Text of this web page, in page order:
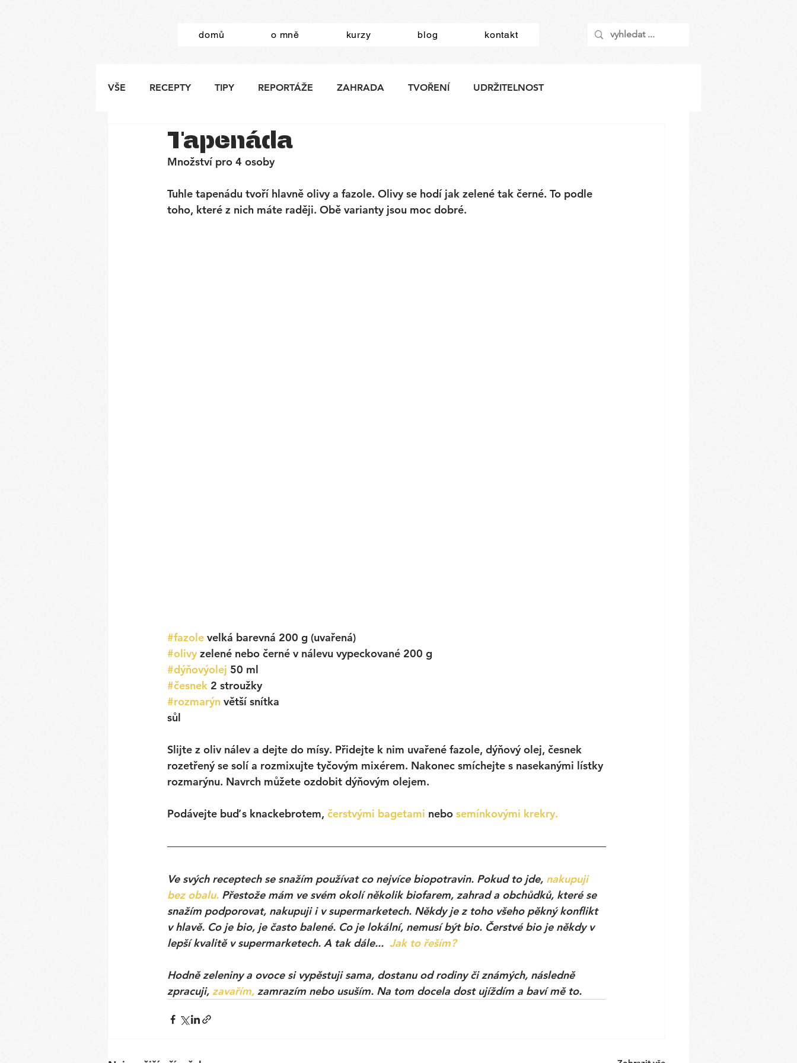
domů o mně kurzy blog kontakt
VŠE RECEPTY TIPY REPORTÁŽE ZAHRADA TVOŘENÍ UDRŽITELNOST
Tapenáda
Množství pro 4 osoby
Tuhle tapenádu tvoří hlavně olivy a fazole. Olivy se hodí jak zelené tak černé. To podle
toho, které z nich máte raději. Obě varianty jsou moc dobré.
#fazole velká barevná 200 g (uvařená)
#olivy zelené nebo černé v nálevu vypeckované 200 g
#dýňovýolej 50 ml
#česnek 2 stroužky
#rozmarýn větší snítka
sůl
Slijte z oliv nálev a dejte do mísy. Přidejte k nim uvařené fazole, dýňový olej, česnek
rozetřený se solí a rozmixujte tyčovým mixérem. Nakonec smíchejte s nasekanými lístky
rozmarýnu. Navrch můžete ozdobit dýňovým olejem.
Podávejte buď s knackebrotem, čerstvými bagetami nebo semínkovými krekry.
Ve svých receptech se snažím používat co nejvíce biopotravin. Pokud to jde, nakupuji
bez obalu. Přestože mám ve svém okolí několik biofarem, zahrad a obchůdků, které se
snažím podporovat, nakupuji i v supermarketech. Někdy je z toho všeho pěkný konflikt
v hlavě. Co je bio, je často balené. Co je lokální, nemusí být bio. Čerstvé bio je někdy v
lepší kvalitě v supermarketech. A tak dále... Jak to řeším?
Hodně zeleniny a ovoce si vypěstuji sama, dostanu od rodiny či známých, následně
zpracuji, zavařím, zamrazím nebo usuším. Na tom docela dost ujíždím a baví mě to.